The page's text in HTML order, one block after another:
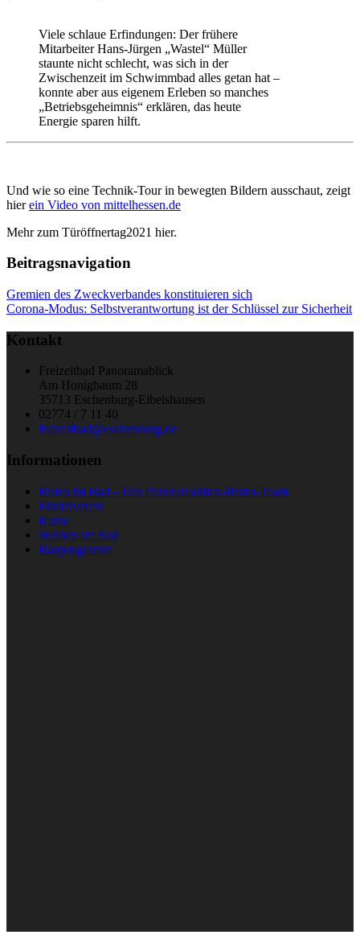
Viele schlaue Erfindungen: Der frühere
Mitarbeiter Hans-Jürgen „Wastel“ Müller
staunte nicht schlecht, was sich in der
Zwischenzeit im Schwimmbad alles getan hat –
konnte aber aus eigenem Erleben so manches
„Betriebsgeheimnis“ erklären, das heute
Energie sparen hilft.
Und wie so eine Technik-Tour in bewegten Bildern ausschaut, zeigt
hierein Video von mittelhessen.de
Mehr zum Türöffnertag2021 hier.
Beitragsnavigation
Gremien des Zweckverbandes konstituieren sich
Corona-Modus: Selbstverantwortung ist der Schlüssel zur Sicherheit
Kontakt
Freizeitbad Panoramablick
Am Honigbaum 28
35713 Eschenburg-Eibelshausen
02774 / 7 11 40
freizeitbad@eschenburg.de
Informationen
Bistro im Bad – Das Panoramablick-Bistro-Team
Förderverein
Kurse
Werben im Bad
Bauprogramm